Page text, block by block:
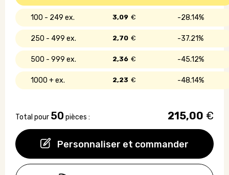
Personnaliser et commander
100 - 249 28.14%
3,09 €
250 - 499 37.21%
2,70 €
500 - 999 45.12%
2,36 €
1000 + 48.14%
2,23 €
Total pour 50 pièces : 215,00 €